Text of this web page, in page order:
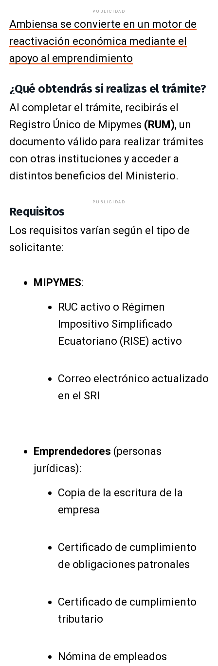
PUBLICIDAD
Ambiensa se convierte en un motor de
reactivación económica mediante el
apoyo al emprendimiento
¿Qué obtendrás si realizas el trámite?
Al completar el trámite, recibirás el
Registro Único de Mipymes (RUM), un
documento válido para realizar trámites
con otras instituciones y acceder a
distintos beneficios del Ministerio.
PUBLICIDAD
Requisitos
Los requisitos varían según el tipo de
solicitante:
MIPYMES:
RUC activo o Régimen
Impositivo Simplificado
Ecuatoriano (RISE) activo
Correo electrónico actualizado
en el SRI
Emprendedores (personas
jurídicas):
Copia de la escritura de la
empresa
Certificado de cumplimiento
de obligaciones patronales
Certificado de cumplimiento
tributario
Nómina de empleados